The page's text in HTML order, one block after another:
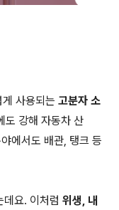
사용되는 고분자 소
도 강해 자동차 산
에서도 배관, 탱크 등
요. 이처럼 위생, 내